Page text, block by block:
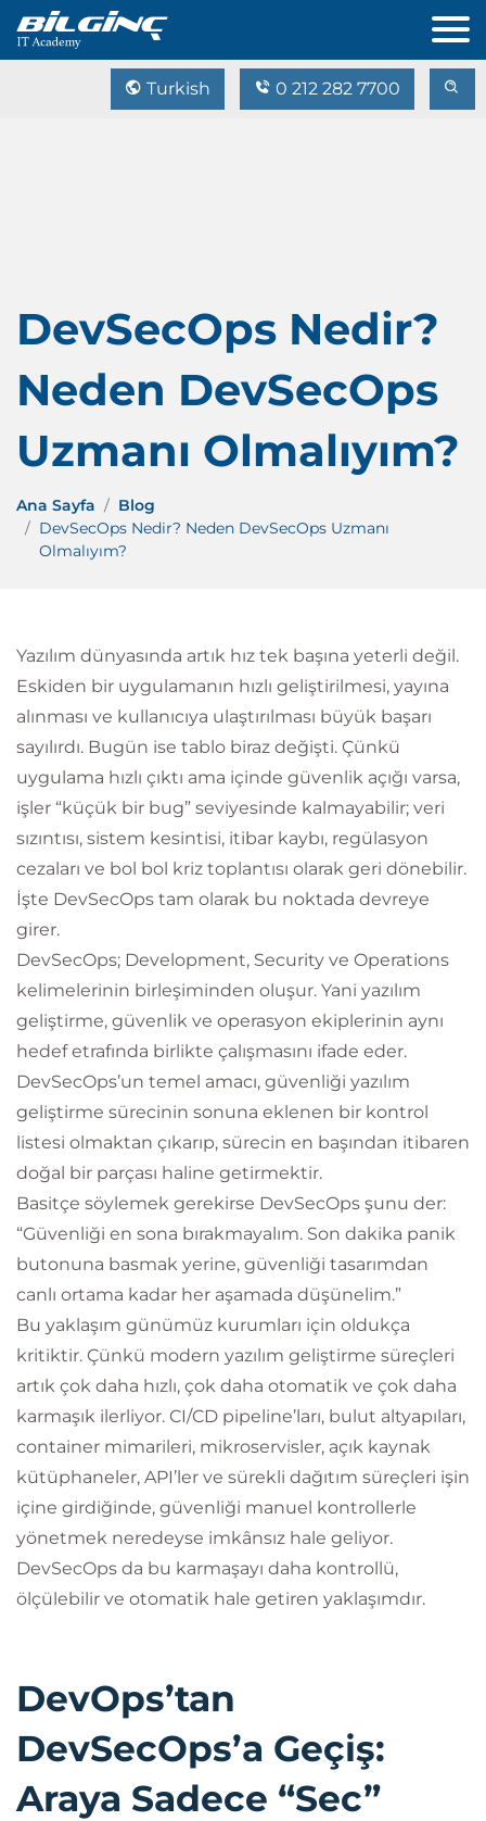
Turkish 0 212 282 7700
DevSecOps Nedir?
Neden DevSecOps
Uzmanı Olmalıyım?
Ana Sayfa
Blog
DevSecOps Nedir? Neden DevSecOps Uzmanı
Olmalıyım?
Yazılım dünyasında artık hız tek başına yeterli değil.
Eskiden bir uygulamanın hızlı geliştirilmesi, yayına
alınması ve kullanıcıya ulaştırılması büyük başarı
sayılırdı. Bugün ise tablo biraz değişti. Çünkü
uygulama hızlı çıktı ama içinde güvenlik açığı varsa,
işler “küçük bir bug” seviyesinde kalmayabilir; veri
sızıntısı, sistem kesintisi, itibar kaybı, regülasyon
cezaları ve bol bol kriz toplantısı olarak geri dönebilir.
İşte DevSecOps tam olarak bu noktada devreye
girer.
DevSecOps; Development, Security ve Operations
kelimelerinin birleşiminden oluşur. Yani yazılım
geliştirme, güvenlik ve operasyon ekiplerinin aynı
hedef etrafında birlikte çalışmasını ifade eder.
DevSecOps’un temel amacı, güvenliği yazılım
geliştirme sürecinin sonuna eklenen bir kontrol
listesi olmaktan çıkarıp, sürecin en başından itibaren
doğal bir parçası haline getirmektir.
Basitçe söylemek gerekirse DevSecOps şunu der:
“Güvenliği en sona bırakmayalım. Son dakika panik
butonuna basmak yerine, güvenliği tasarımdan
canlı ortama kadar her aşamada düşünelim.”
Bu yaklaşım günümüz kurumları için oldukça
kritiktir. Çünkü modern yazılım geliştirme süreçleri
artık çok daha hızlı, çok daha otomatik ve çok daha
karmaşık ilerliyor. CI/CD pipeline’ları, bulut altyapıları,
container mimarileri, mikroservisler, açık kaynak
kütüphaneler, API’ler ve sürekli dağıtım süreçleri işin
içine girdiğinde, güvenliği manuel kontrollerle
yönetmek neredeyse imkânsız hale geliyor.
DevSecOps da bu karmaşayı daha kontrollü,
ölçülebilir ve otomatik hale getiren yaklaşımdır.
DevOps’tan
DevSecOps’a Geçiş:
Araya Sadece “Sec”